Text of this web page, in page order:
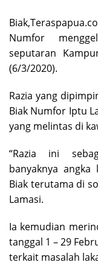
Numfor
seputaran
(6/3/2020).
Razia yang
Biak Numfor Iptu
yang melintas di
“Razia ini
banyaknya
Biak terutama di
Lamasi.
Ia kemudian
tanggal 1 – 29
terkait masalah